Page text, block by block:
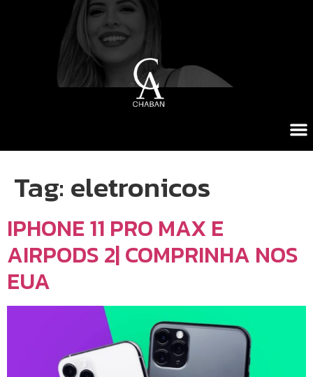
Tag: eletronicos
IPHONE 11 PRO MAX E
AIRPODS 2| COMPRINHA NOS
EUA